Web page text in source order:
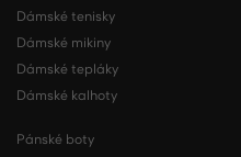
Dámské tenisky
Dámské mikiny
Dámské tepláky
Dámské kalhoty
Pánské boty